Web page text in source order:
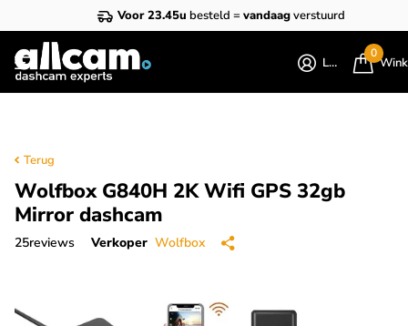
Voor 23.45u besteld = vandaagverstuurd
Login
0
Terug
Wolfbox G840H 2K Wifi GPS 32gb
Mirror dashcam
25reviews Verkoper Wolfbox